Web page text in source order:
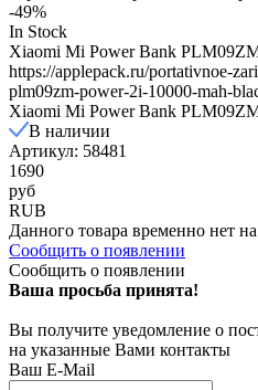
-49%
In Stock
Xiaomi Mi Power Bank
https://applepack.ru/portativnoe-
plm09zm-power-2i-10000-mah-
Xiaomi Mi Power Bank
В наличии
Артикул: 58481
1690
руб
RUB
Данного товара временно нет
Сообщить о появлении
Сообщить о появлении
Ваша просьба принята!
Вы получите уведомление о
на указанные Вами контакты
Ваш E-Mail